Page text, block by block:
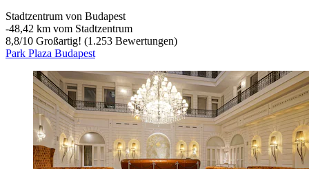
Stadtzentrum von Budapest
‐48,42 km vom Stadtzentrum
8,8/10 Großartig! (1.253 Bewertungen)
Park Plaza Budapest